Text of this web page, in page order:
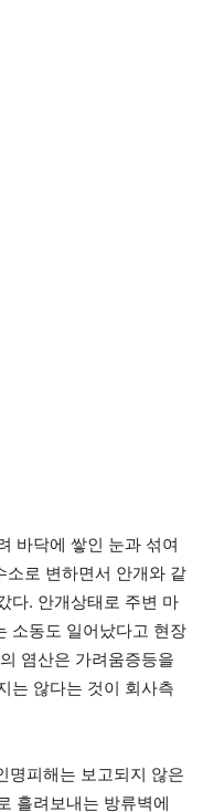
바닥에 쌓인 눈과 섞여
소로 변하면서 안개와 같
다. 안개상태로 주변 마
소동도 일어났다고 현장
염산은 가려움증등을
는 않다는 것이 회사측
명피해는 보고되지 않은
흘려보내는 방류벽에